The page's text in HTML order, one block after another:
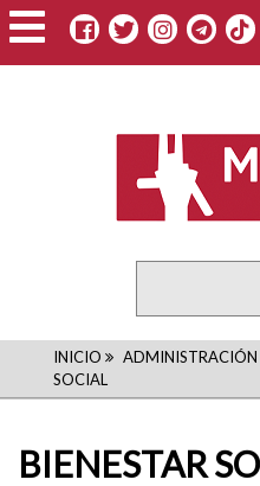
Pasar
al
contenido
INICIO ADMINISTRACIÓN
SOCIAL
BIENESTAR